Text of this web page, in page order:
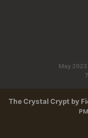
May 2023
The Crystal Crypt by